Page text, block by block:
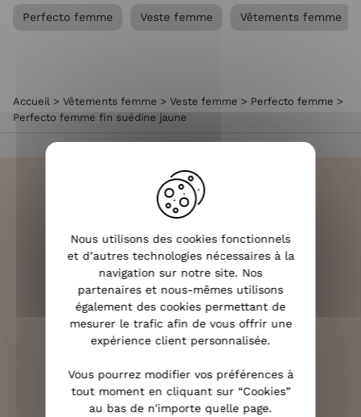
Perfecto femme Veste femme Vêtements femme
Accueil > Vêtements femme > Veste femme > Perfecto femme >
Perfecto femme fin suédine jaune
LIVRAISON RAPIDE
OFFERTE DÈS 70€
RETOURS SOUS 14 JOURS
Nous utilisons des cookies fonctionnels
et d’autres technologies nécessaires à la
navigation sur notre site. Nos
partenaires et nous-mêmes utilisons
également des cookies permettant de
mesurer le trafic afin de vous offrir une
expérience client personnalisée.
Vous pourrez modifier vos préférences à
tout moment en cliquant sur “Cookies”
au bas de n'importe quelle page.